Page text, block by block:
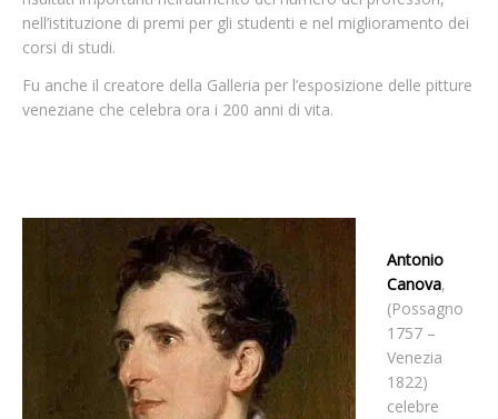
nell’istituzione di premi per gli studenti e nel miglioramento dei
corsi di studi.
Fu anche il creatore della Galleria per l’esposizione delle pitture
veneziane che celebra ora i 200 anni di vita.
Antonio
Canova,
(Possagno
1757 –
Venezia
1822)
celebre